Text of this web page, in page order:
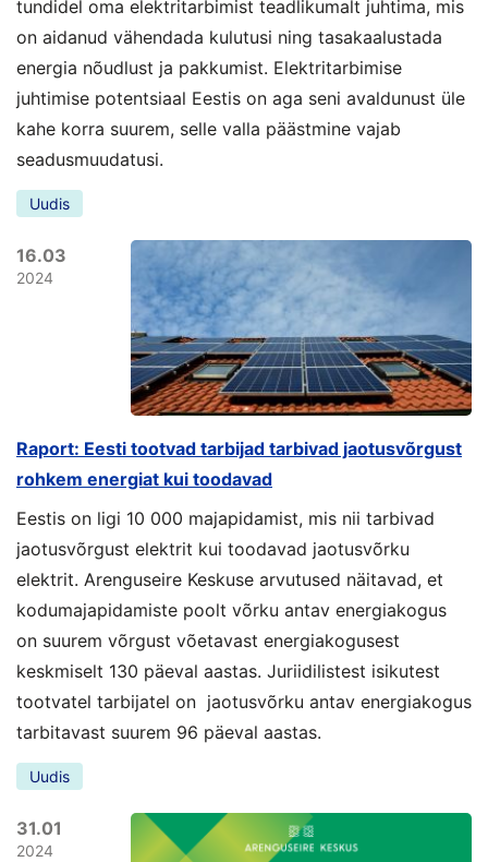
tundidel oma elektritarbimist teadlikumalt juhtima, mis
on aidanud vähendada kulutusi ning tasakaalustada
energia nõudlust ja pakkumist. Elektritarbimise
juhtimise potentsiaal Eestis on aga seni avaldunust üle
kahe korra suurem, selle valla päästmine vajab
seadusmuudatusi.
Uudis
16.03
2024
Raport: Eesti tootvad tarbijad tarbivad jaotusvõrgust
rohkem energiat kui toodavad
Eestis on ligi 10 000 majapidamist, mis nii tarbivad
jaotusvõrgust elektrit kui toodavad jaotusvõrku
elektrit. Arenguseire Keskuse arvutused näitavad, et
kodumajapidamiste poolt võrku antav energiakogus
on suurem võrgust võetavast energiakogusest
keskmiselt 130 päeval aastas. Juriidilistest isikutest
tootvatel tarbijatel on jaotusvõrku antav energiakogus
tarbitavast suurem 96 päeval aastas.
Uudis
31.01
2024